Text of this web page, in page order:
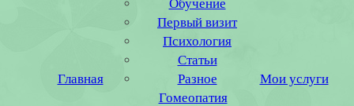
Главная
Обучение
Первый визит
Психология
Статьи
Разное
Мои услуги
Гомеопатия